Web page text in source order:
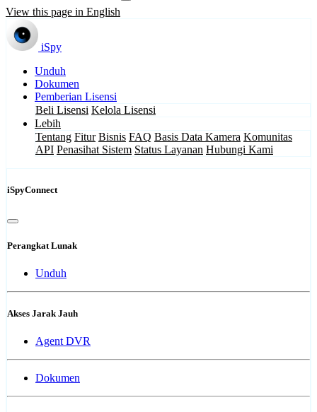
View this page in English
iSpy
Unduh
Dokumen
Pemberian Lisensi
Beli Lisensi Kelola Lisensi
Lebih
Tentang Fitur Bisnis FAQ Basis Data Kamera Komunitas
API Penasihat Sistem Status Layanan Hubungi Kami
iSpyConnect
Perangkat Lunak
Unduh
Akses Jarak Jauh
Agent DVR
Dokumen